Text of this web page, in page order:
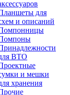
для
и описаний
ВТО
и мешки
хранения